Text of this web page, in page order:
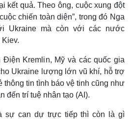
Multimedia
Video
kết quả. Theo ông, cuộc xung đột
chiến toàn diện”, trong đó Nga
Ukraine mà còn với các nước
Kremlin, Mỹ và các quốc gia
Ukraine lượng lớn vũ khí, hỗ trợ
thông tin tình báo vệ tinh cũng như
đến trí tuệ nhân tạo (AI).
sự can dự trực tiếp thì còn là gì